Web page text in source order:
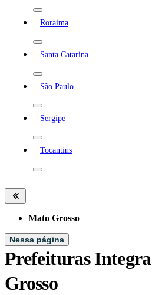
Roraima
Santa Catarina
São Paulo
Sergipe
Tocantins
Mato Grosso
Nessa página
Prefeituras
Grosso